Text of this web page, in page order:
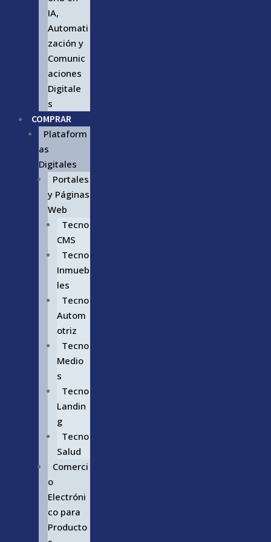
IA,
Automati
zación y
Comunic
aciones
Digitale
s
COMPRAR
Plataform
as
Digitales
Portales
y Páginas
Web
Tecno
CMS
Tecno
Inmueb
les
Tecno
Autom
otriz
Tecno
Medio
s
Tecno
Landin
g
Tecno
Salud
Comerci
o
Electróni
co para
Producto